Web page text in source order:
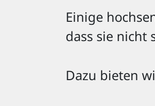
Einige
dass sie nicht
Dazu bieten